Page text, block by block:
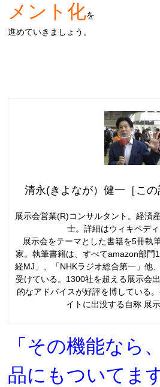
メント化を
進めていきましょう。
清永(きよなが）健一［この
展示会営業(R)コンサルタント。経済
士。詳細はウィキペデ
展示会をテーマとした書籍を5冊執
家。執筆書籍は、すべてamazon部門
経MJ」、「NHKラジオ総合第一」他
受けている。1300社を超える展示会
的なアドバイスが好評を博している
イトに出没する自称 展示
「その機能なら
品にもついてま